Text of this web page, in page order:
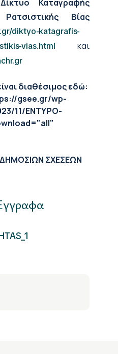
Δίκτυο Καταγραφής
Ρατσιστικής Βίας
diktyo-katagrafis-
vias.html και
διαθέσιμος εδώ:
gsee.gr/wp-
11/ENTYPO-
ΣΧΕΣΕΩΝ